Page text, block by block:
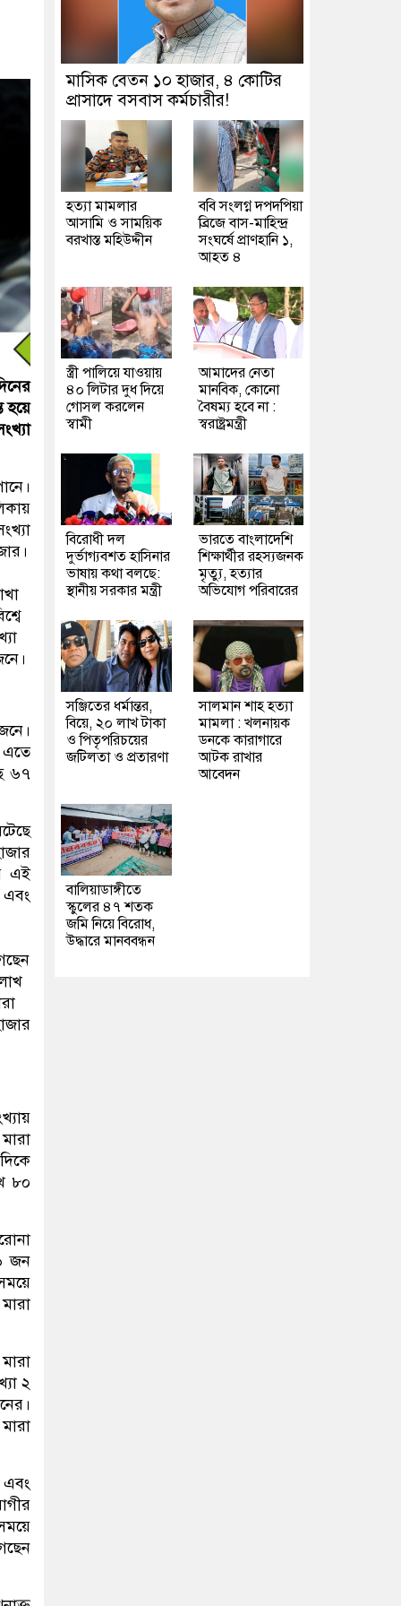
হয়ে
এতে
৬৭
এই
এবং
৮০
জন
২
এবং
মাসিক বেতন ১০ হাজার, ৪ কোটির
প্রাসাদে বসবাস কর্মচারীর!
হত্যা মামলার
আসামি ও সাময়িক
বরখাস্ত মহিউদ্দীন
ববি সংলগ্ন দপদপিয়া
ব্রিজে বাস-মাহিন্দ্র
সংঘর্ষে প্রাণহানি ১,
আহত ৪
স্ত্রী পালিয়ে যাওয়ায়
৪০ লিটার দুধ দিয়ে
গোসল করলেন
স্বামী
আমাদের নেতা
মানবিক, কোনো
বৈষম্য হবে না :
স্বরাষ্ট্রমন্ত্রী
বিরোধী দল
দুর্ভাগ্যবশত হাসিনার
ভাষায় কথা বলছে:
স্থানীয় সরকার মন্ত্রী
ভারতে বাংলাদেশি
শিক্ষার্থীর রহস্যজনক
মৃত্যু, হত্যার
অভিযোগ পরিবারের
সঞ্জিতের ধর্মান্তর,
বিয়ে, ২০ লাখ টাকা
ও পিতৃপরিচয়ের
জটিলতা ও প্রতারণা
সালমান শাহ হত্যা
মামলা : খলনায়ক
ডনকে কারাগারে
আটক রাখার
আবেদন
বালিয়াডাঙ্গীতে
স্কুলের ৪৭ শতক
জমি নিয়ে বিরোধ,
উদ্ধারে মানববন্ধন